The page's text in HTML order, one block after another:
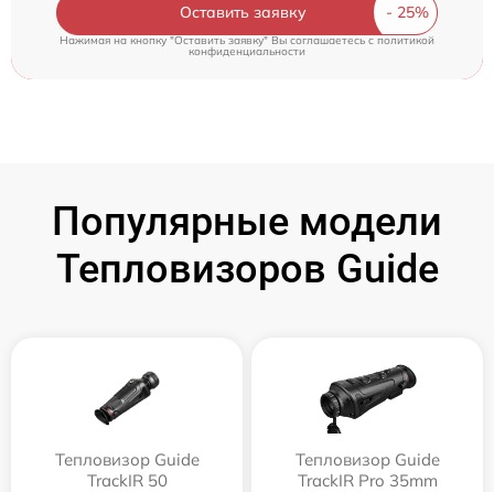
Оставить заявку
Нажимая на кнопку "Оставить заявку" Вы соглашаетесь cполитикой
конфиденциальности
Популярные модели
Тепловизоров Guide
Тепловизор Guide
TrackIR 50
Тепловизор Guide
TrackIR Pro 35mm